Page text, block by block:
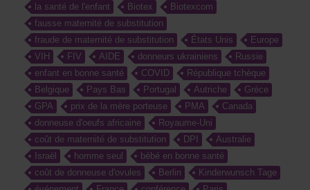
la santé de l'enfant
Biotex
Biotexcom
fausse maternité de substitution
fraude de maternité de substitution
États Unis
Europe
VIH
FIV AIDE donneurs ukrainiens
Russie
enfant en bonne santé
COVID
République tchèque
Belgique
Pays Bas Portugal Autriche
Grèce
GPA
prix de la mère porteuse PMA
Canada
donneuse d'oeufs africaine
Royaume-Uni
coût de maternité de substitution
DPI
Australie
Israël
homme seul
bébé en bonne santé
coût de donneuse d'ovules
Berlin
Kinderwunsch Tage